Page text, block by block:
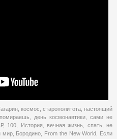
космос старополитота настоящий
день космонавтики, сами не
, 100 История ,вечная жизнь спать ,не
мир, Бородино From the New World
Если